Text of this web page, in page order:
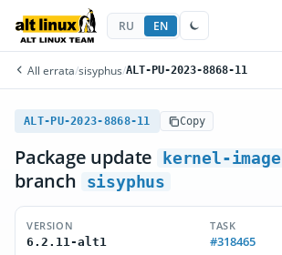
RU EN
All errata/sisyphus/ALT-PU-2023-8868-11
ALT-PU-2023-8868-11 Copy
Package update kernel-
branch
sisyphus
VERSION
6.2.11-alt1
TASK
#318465